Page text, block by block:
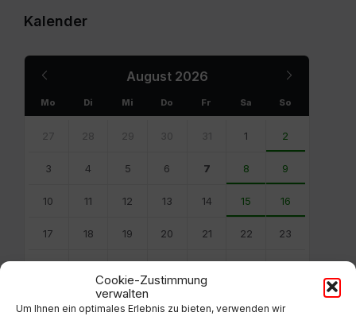
Cookie-Zustimmung
verwalten
Um Ihnen ein optimales Erlebnis zu bieten, verwenden wir
Kalender
August 2026
Month
Mo Di Mi Do Fr Sa So
calendar
27 28 29 30 31 1 2
3 4 5 6 7 8 9
10 11 12 13 14 15 16
17 18 19 20 21 22 23
2